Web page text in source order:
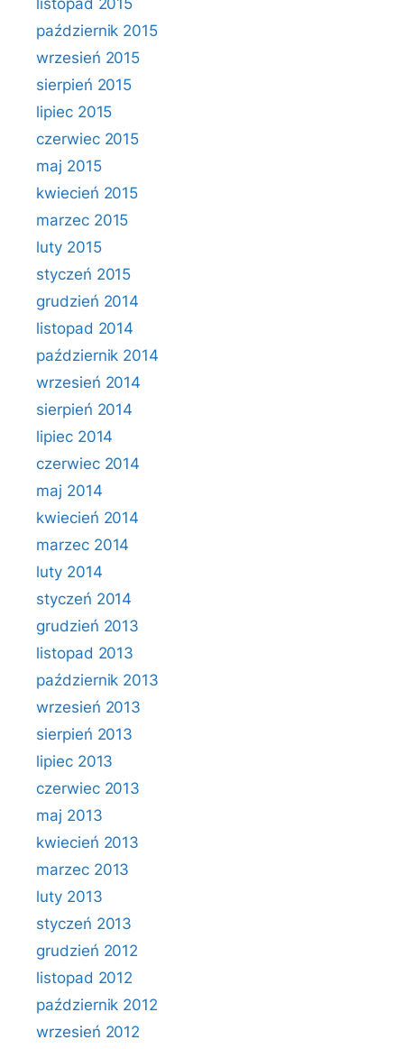
listopad 2015
październik 2015
wrzesień 2015
sierpień 2015
lipiec 2015
czerwiec 2015
maj 2015
kwiecień 2015
marzec 2015
luty 2015
styczeń 2015
grudzień 2014
listopad 2014
październik 2014
wrzesień 2014
sierpień 2014
lipiec 2014
czerwiec 2014
maj 2014
kwiecień 2014
marzec 2014
luty 2014
styczeń 2014
grudzień 2013
listopad 2013
październik 2013
wrzesień 2013
sierpień 2013
lipiec 2013
czerwiec 2013
maj 2013
kwiecień 2013
marzec 2013
luty 2013
styczeń 2013
grudzień 2012
listopad 2012
październik 2012
wrzesień 2012